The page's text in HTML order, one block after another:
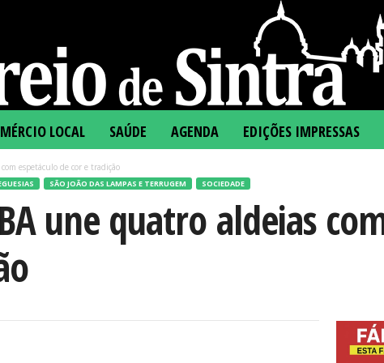
LOCAL SAÚDE AGENDA EDIÇÕES IMPRESSAS
espetáculo de cor e tradição
SÃO JOÃO DAS LAMPAS E TERRUGEM SOCIEDADE
une quatro aldeias